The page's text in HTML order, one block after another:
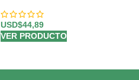
USD$44,89
VER PRODUCTO